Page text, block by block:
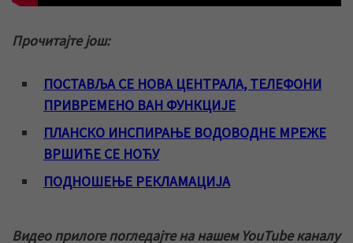
Прочитајте још:
ПОСТАВЉА СЕ НОВА ЦЕНТРАЛА, ТЕЛЕФОНИ
ПРИВРЕМЕНО ВАН ФУНКЦИЈЕ
ПЛАНСКО ИНСПИРАЊЕ ВОДОВОДНЕ МРЕЖЕ
ВРШИЋЕ СЕ НОЋУ
ПОДНОШЕЊЕ РЕКЛАМАЦИЈА
Видео прилоге погледајте на нашем YouTube каналу